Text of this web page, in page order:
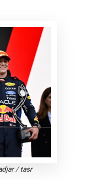
/tasr